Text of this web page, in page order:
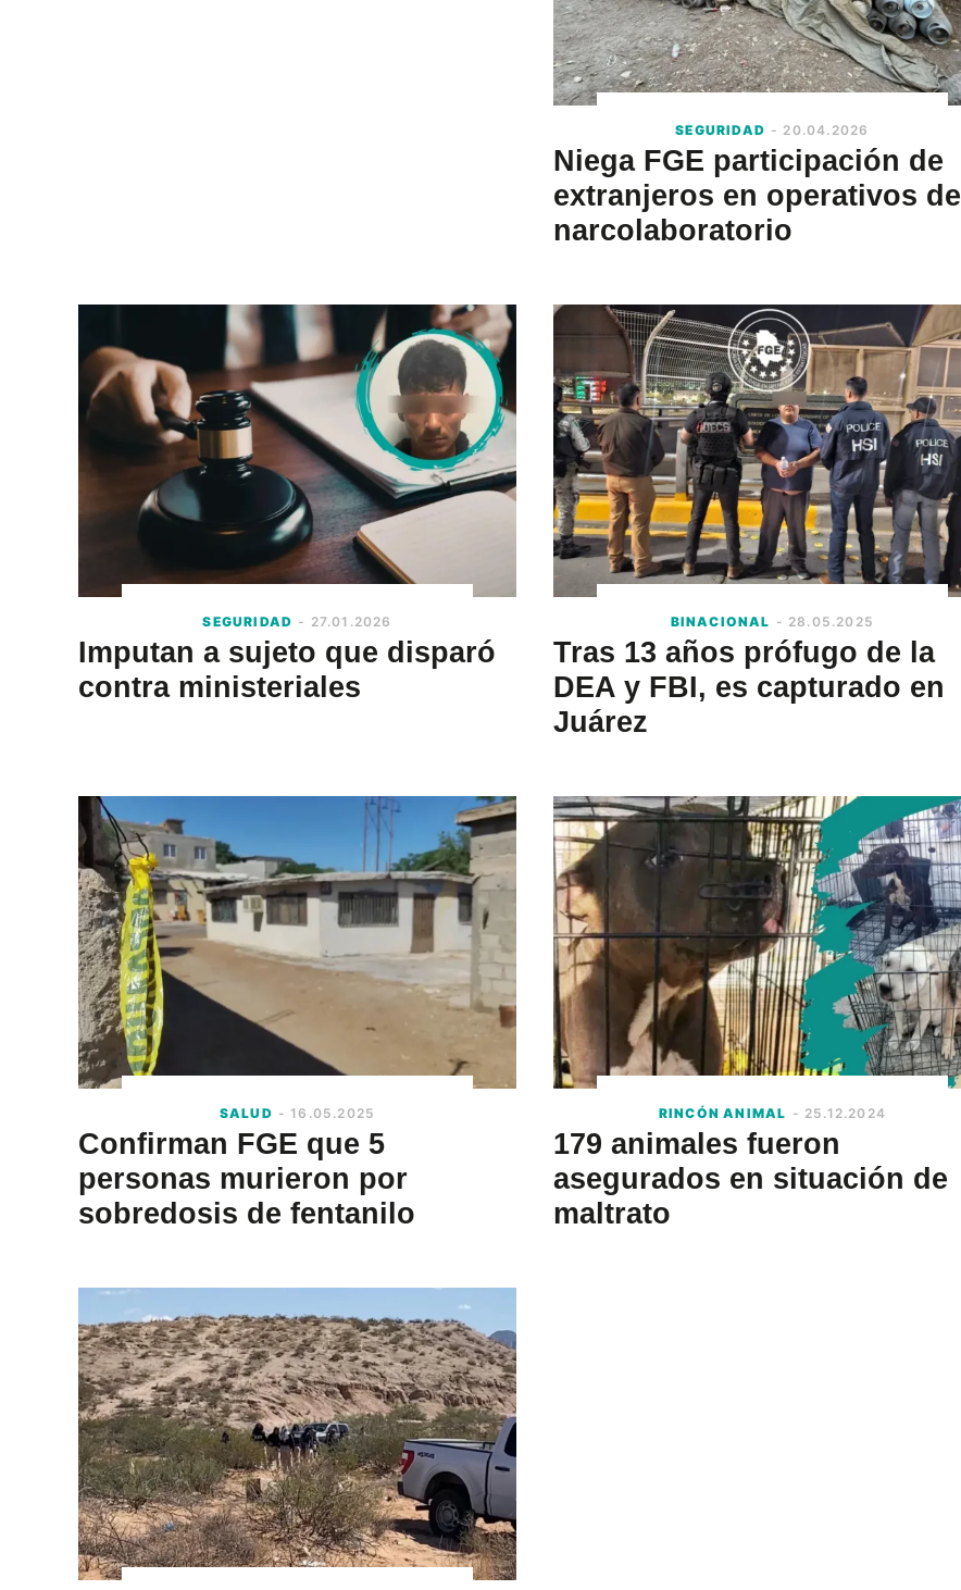
SEGURIDAD - 20.04.2026
Niega FGE participación de
extranjeros en operativos de
narcolaboratorio
SEGURIDAD - 27.01.2026
Imputan a sujeto que disparó
contra ministeriales
BINACIONAL - 28.05.2025
Tras 13 años prófugo de la
DEA y FBI, es capturado en
Juárez
SALUD - 16.05.2025
Confirman FGE que 5
personas murieron por
sobredosis de fentanilo
RINCÓN ANIMAL - 25.12.2024
179 animales fueron
asegurados en situación de
maltrato